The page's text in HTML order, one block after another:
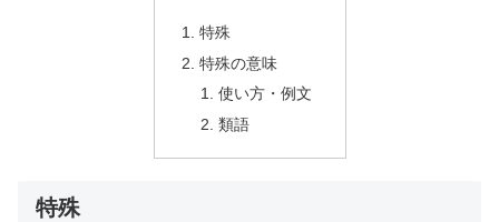
特殊
特殊の意味
使い方・例文
類語
特殊